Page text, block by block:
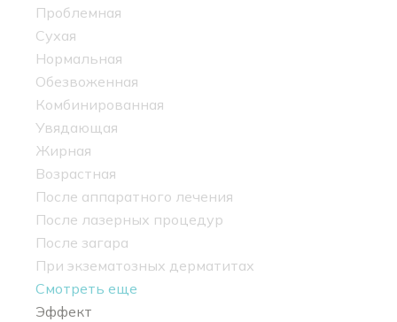
Проблемная
Сухая
Нормальная
Обезвоженная
Комбинированная
Увядающая
Жирная
Возрастная
После аппаратного лечения
После лазерных процедур
После загара
При экзематозных дерматитах
Смотреть еще
Эффект